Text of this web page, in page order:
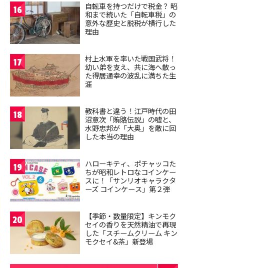
16
自転車を持つだけで税金？ 昭
和まで続いた「自転車税」の
意外な歴史と脱税が横行した
理由
17
村上水軍を率いた戦国武将！
幼い弟を支え、共に海へ散っ
た得居通幸の波乱に満ちた生
涯
18
教科書と違う！江戸時代の田
沼意次「賄賂伝説」の嘘と、
水野忠邦が「大奥」を敵に回
した本当の理由
19
ハローキティ、ポチャッコた
ちが昭和レトロなコインケー
スに！「サンリオキャラクタ
ーズ コインケース」第２弾
20
【季節・数量限定】キンモク
セイの香りを天然精油で再現
した「スチームクリーム キン
モクセイ&茶」新登場